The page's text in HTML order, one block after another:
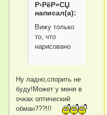
Р›РёР»СЏ
написал(а):
Вижу только
то, что
нарисовано
Ну ладно,спорить не
буду!Может у меня в
очках оптический
обман???!!!